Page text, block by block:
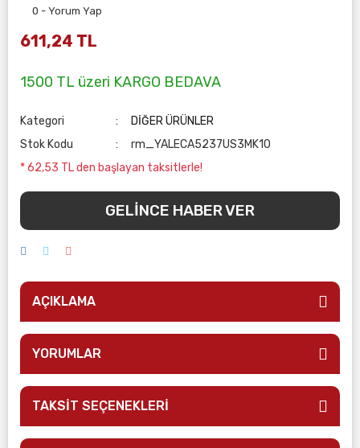
0 - Yorum Yap
611,24 TL
1500 TL üzeri KARGO BEDAVA
Kategori
DİĞER ÜRÜNLER
Stok Kodu
rm_YALECA5237US3MK10
* 62,53 TL den başlayan taksitlerle!
GELİNCE HABER VER
AÇIKLAMA
YORUMLAR
TAKSİT SEÇENEKLERİ